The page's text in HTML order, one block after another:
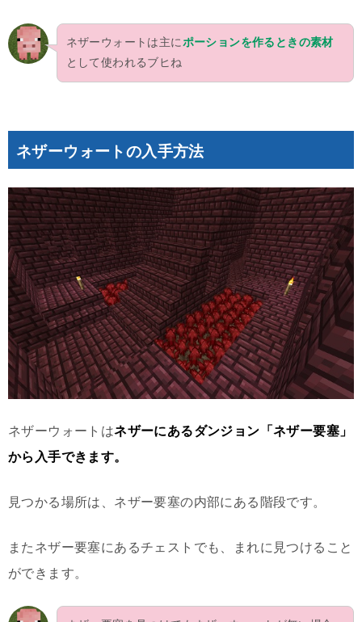
ネザーウォートは主にポーションを作るときの素材
として使われるブヒね
ネザーウォートの入手方法
ネザーウォートはネザーにあるダンジョン「ネザー要塞」
から入手できます。
見つかる場所は、ネザー要塞の内部にある階段です。
またネザー要塞にあるチェストでも、まれに見つけること
ができます。